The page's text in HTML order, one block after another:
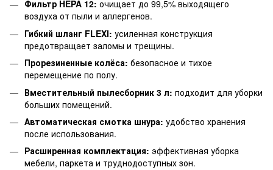
Фильтр HEPA 12: очищает до 99,5% выходящего
воздуха от пыли и аллергенов.
Гибкий шланг FLEXI: усиленная конструкция
предотвращает заломы и трещины.
Прорезиненные колёса: безопасное и тихое
перемещение по полу.
Вместительный пылесборник 3 л: подходит для уборки
больших помещений.
Автоматическая смотка шнура: удобство хранения
после использования.
Расширенная комплектация: эффективная уборка
мебели, паркета и труднодоступных зон.